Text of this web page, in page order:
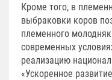
Кроме того, в
выбраковки коров
племенного
современных
реализацию
«Ускоренное